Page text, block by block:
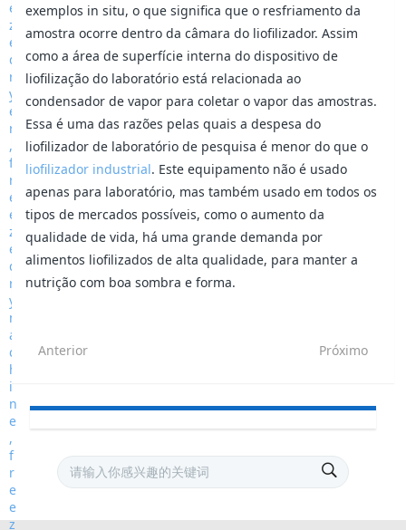
exemplos in situ, o que significa que o resfriamento da
amostra ocorre dentro da câmara do liofilizador. Assim
como a área de superfície interna do dispositivo de
liofilização do laboratório está relacionada ao
condensador de vapor para coletar o vapor das amostras.
Essa é uma das razões pelas quais a despesa do
liofilizador de laboratório de pesquisa é menor do que o
liofilizador industrial. Este equipamento não é usado
apenas para laboratório, mas também usado em todos os
tipos de mercados possíveis, como o aumento da
qualidade de vida, há uma grande demanda por
alimentos liofilizados de alta qualidade, para manter a
nutrição com boa sombra e forma.
Anterior Próximo